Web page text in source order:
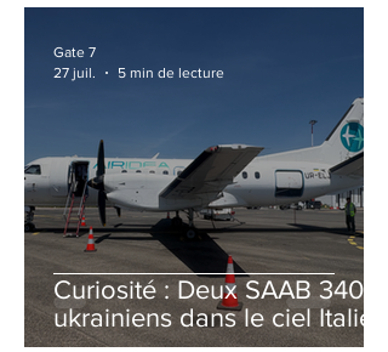
Curiosité : Deux SAAB 340B
ukrainiens dans le ciel Italien
cet été
Gate 7
27 juil.
5 min de lecture